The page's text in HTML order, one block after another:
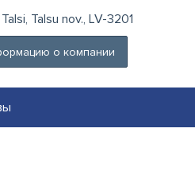
Talsu nov., LV-3201
о компании